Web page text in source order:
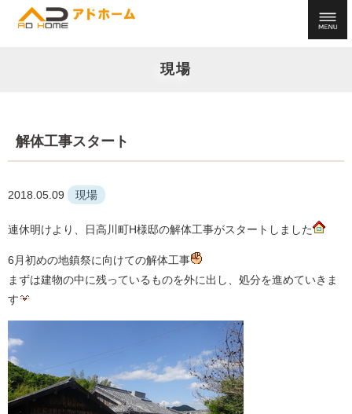
現場
解体工事スタート
2018.05.09 現場
連休明けより、日高川町H様邸の解体工事がスタートしました
6月初めの地鎮祭に向けての解体工事
まずは建物の中に残っているものを外に出し、処分を進めていきま
す